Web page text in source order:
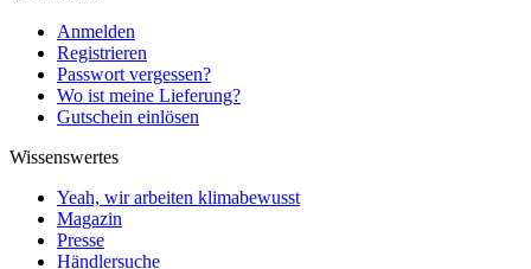
Anmelden
Registrieren
Passwort vergessen?
Wo ist meine Lieferung?
Gutschein einlösen
Wissenswertes
Yeah, wir arbeiten klimabewusst
Magazin
Presse
Händlersuche